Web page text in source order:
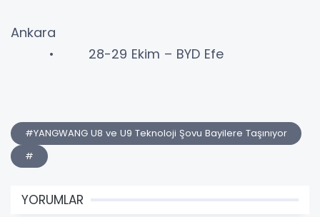
Ankara
• 28-29 Ekim – BYD Efe
#YANGWANG U8 ve U9 Teknoloji Şovu Bayilere Taşınıyor
#
YORUMLAR